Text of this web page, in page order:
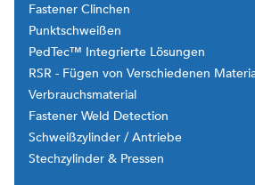
Fastener Clinchen
Punktschweißen
PedTec™ Integrierte Lösungen
RSR - Fügen von Verschiedenen
Verbrauchsmaterial
Fastener Weld Detection
Schweißzylinder / Antriebe
Stechzylinder & Pressen